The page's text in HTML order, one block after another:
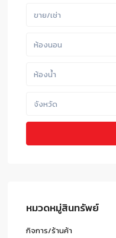
ขาย/เช่า
ห้องนอน
ห้องน้ำ
จังหวัด
หมวดหมู่สินทรัพย์
กิจการ/ร้านค้า